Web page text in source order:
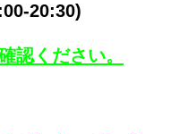
20:30)
認ください。